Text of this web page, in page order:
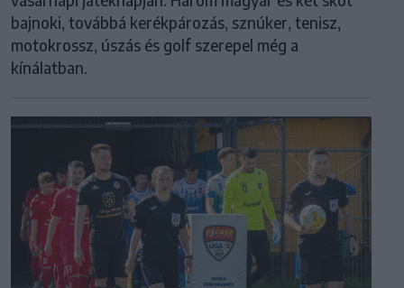
bajnoki, továbbá kerékpározás, sznúker, tenisz,
motokrossz, úszás és golf szerepel még a
kínálatban.